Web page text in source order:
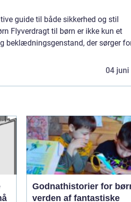
guide til både sikkerhed og stil
Flyverdragt til børn er ikke kun et
beklædningsgenstand, der sørger
04 juni
Godnathistorier for
verden af fantastiske